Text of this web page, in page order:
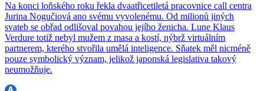
Na konci loňského roku řekla dvaatřicetiletá pracovnice call centra
Jurina Nogučiová ano svému vyvolenému. Od milionů jiných
svateb se obřad odlišoval povahou jejího ženicha. Lune Klaus
Verdure totiž nebyl mužem z masa a kostí, nýbrž virtuálním
partnerem, kterého stvořila umělá inteligence. Sňatek měl nicméně
pouze symbolický význam, jelikož japonská legislativa takový
neumožňuje.